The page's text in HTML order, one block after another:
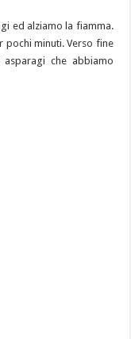
ed alziamo la fiamma.
pochi minuti. Verso fine
che abbiamo